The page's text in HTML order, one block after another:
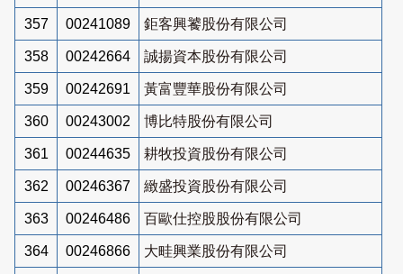
357 00241089 鉅客興饕股份有限公司
358 00242664 誠揚資本股份有限公司
359 00242691 黃富豐華股份有限公司
360 00243002 博比特股份有限公司
361 00244635 耕牧投資股份有限公司
362 00246367 緻盛投資股份有限公司
363 00246486 百歐仕控股股份有限公司
364 00246866 大畦興業股份有限公司